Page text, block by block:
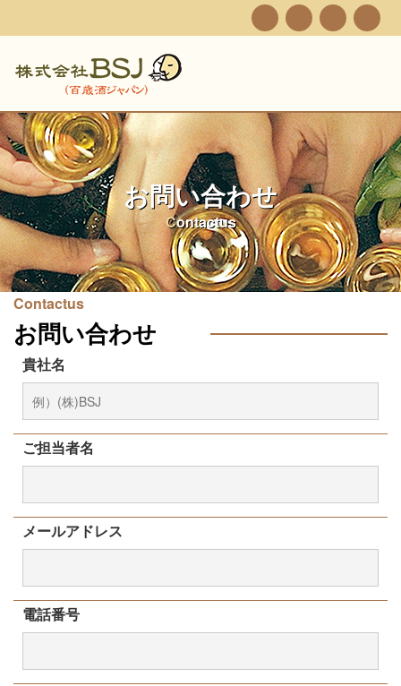
お問い合わせ
Contactus
Contactus
お問い合わせ
貴社名
ご担当者名
メールアドレス
電話番号